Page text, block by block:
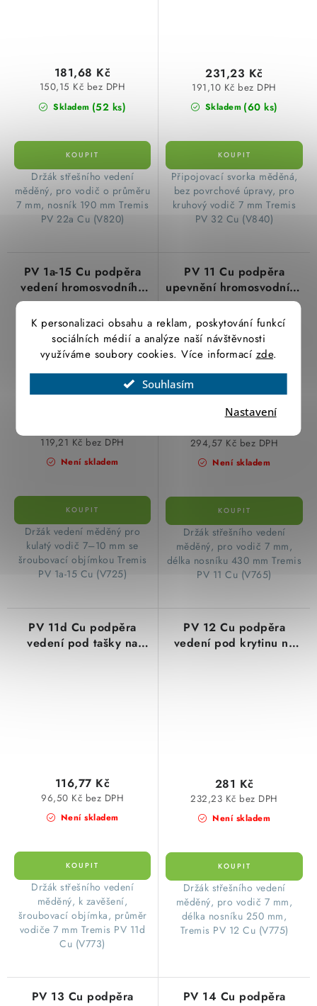
K personalizaci obsahu a reklam, poskytování funkcí
sociálních médií a analýze naší návštěvnosti
využíváme soubory cookies. Více informací zde.
Souhlasím
Nastavení
Skladem (52 ks)
150,15 Kč bez DPH
181,68 Kč
Držák střešního vedení
měděný, pro vodič o průměru
7 mm, nosník 190 mm Tremis
PV 22a Cu (V820)
Skladem (60 ks)
191,10 Kč bez DPH
231,23 Kč
Připojovací svorka měděná,
bez povrchové úpravy, pro
kruhový vodič 7 mm Tremis
PV 32 Cu (V840)
PV 1a-15 Cu podpěra
vedení hromosvodního
vodiče do zdiva nebo
dřeva, délka 150mm, Cu
měď
Není skladem
119,21 Kč bez DPH
Držák vedení měděný pro
kulatý vodič 7–10 mm se
šroubovací objímkou Tremis
PV 1a-15 Cu (V725)
PV 11 Cu podpěra
upevnění hromosvodního
vodiče vedení pod tašky,
provedení Cu měď
Není skladem
294,57 Kč bez DPH
Držák střešního vedení
měděný, pro vodič 7 mm,
délka nosníku 430 mm Tremis
PV 11 Cu (V765)
PV 11d Cu podpěra
vedení pod tašky na
Není skladem
96,50 Kč bez DPH
116,77 Kč
Držák střešního vedení
měděný, k zavěšení,
šroubovací objímka, průměr
vodiče 7 mm Tremis PV 11d
Cu (V773)
PV 12 Cu podpěra
vedení pod krytinu na
Není skladem
232,23 Kč bez DPH
281 Kč
Držák střešního vedení
měděný, pro vodič 7 mm,
délka nosníku 250 mm,
Tremis PV 12 Cu (V775)
PV 13 Cu podpěra
PV 14 Cu podpěra